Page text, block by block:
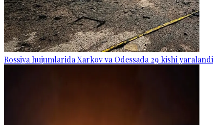
Rossiya hujumlarida Xarkov va Odessada 29 kishi yaralandi